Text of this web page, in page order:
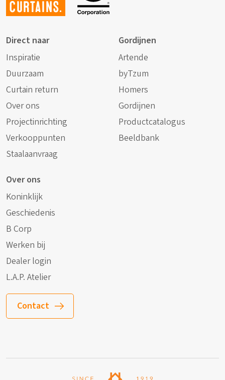
curtains.
Direct naar
Inspiratie
Duurzaam
Curtain return
Over ons
Projectinrichting
Verkooppunten
Staalaanvraag
Gordijnen
Artende
byTzum
Homers
Gordijnen
Productcatalogus
Beeldbank
Over ons
Koninklijk
Geschiedenis
B Corp
Werken bij
Dealer login
L.A.P. Atelier
Contact